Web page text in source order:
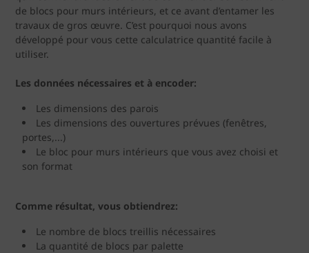
de blocs pour murs intérieurs, et ce avant d’entamer les
travaux de gros œuvre. C’est pourquoi nous avons
développé pour vous cette calculatrice quantité facile à
utiliser.
Les données nécessaires et à encoder:
Les dimensions des parois
Les dimensions des ouvertures prévues (fenêtres,
portes,...)
Le bloc pour murs intérieurs que vous avez choisi et
son format
Comme résultat, vous obtiendrez:
Le nombre de blocs treillis nécessaires
La quantité de blocs par palette